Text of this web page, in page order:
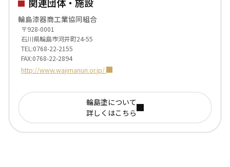
関連団体・施設
輪島漆器商工業協同組合
〒928-0001
石川県輪島市河井町24-55
TEL:0768-22-2155
FAX:0768-22-2894
http://www.wajimanuri.or.jp/
輪島塗について
詳しくはこちら